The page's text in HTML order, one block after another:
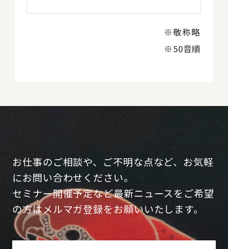
※敬称略
※50音順
お仕事のご相談や、ご不明な点など、お気軽
にお問い合わせください。
セミナー開催予定など最新ニュースをご希望
の方はメルマガ登録をお願いいたします。